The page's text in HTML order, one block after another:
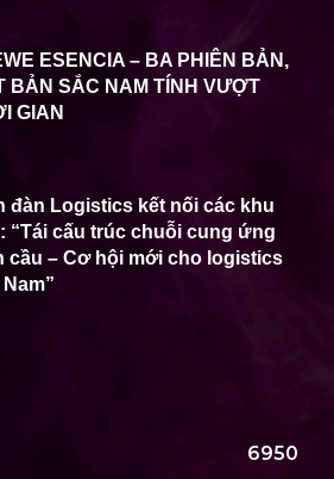
ESENCIA – BA PHIÊN BẢN,
BẢN SẮC NAM TÍNH VƯỢT
GIAN
đàn Logistics kết nối các khu
“Tái cấu trúc chuỗi cung ứng
cầu – Cơ hội mới cho logistics
6950